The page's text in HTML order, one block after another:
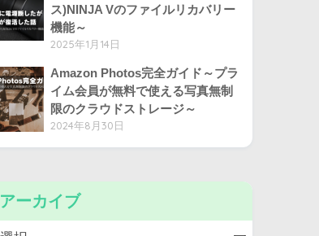
ス)NINJA Vのファイルリカバリー
機能～
2025年1月14日
Amazon Photos完全ガイド～プラ
イム会員が無料で使える写真無制
限のクラウドストレージ～
2024年8月30日
アーカイブ